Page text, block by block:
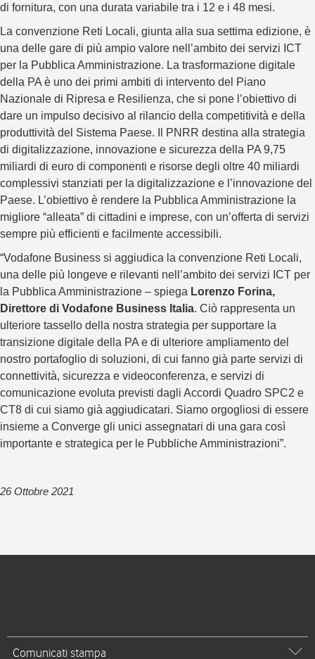
di fornitura, con una durata variabile tra i 12 e i 48 mesi.
La convenzione Reti Locali, giunta alla sua settima edizione, è
una delle gare di più ampio valore nell’ambito dei servizi ICT
per la Pubblica Amministrazione. La trasformazione digitale
della PA è uno dei primi ambiti di intervento del Piano
Nazionale di Ripresa e Resilienza, che si pone l’obiettivo di
dare un impulso decisivo al rilancio della competitività e della
produttività del Sistema Paese. Il PNRR destina alla strategia
di digitalizzazione, innovazione e sicurezza della PA 9,75
miliardi di euro di componenti e risorse degli oltre 40 miliardi
complessivi stanziati per la digitalizzazione e l’innovazione del
Paese. L’obiettivo è rendere la Pubblica Amministrazione la
migliore “alleata” di cittadini e imprese, con un’offerta di servizi
sempre più efficienti e facilmente accessibili.
“Vodafone Business si aggiudica la convenzione Reti Locali,
una delle più longeve e rilevanti nell’ambito dei servizi ICT per
la Pubblica Amministrazione – spiega Lorenzo Forina,
Direttore di Vodafone Business Italia. Ciò rappresenta un
ulteriore tassello della nostra strategia per supportare la
transizione digitale della PA e di ulteriore ampliamento del
nostro portafoglio di soluzioni, di cui fanno già parte servizi di
connettività, sicurezza e videoconferenza, e servizi di
comunicazione evoluta previsti dagli Accordi Quadro SPC2 e
CT8 di cui siamo già aggiudicatari. Siamo orgogliosi di essere
insieme a Converge gli unici assegnatari di una gara così
importante e strategica per le Pubbliche Amministrazioni”.
26 Ottobre 2021
Comunicati stampa